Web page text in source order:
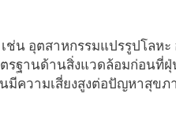
น อุตสาหกรรมแปรรูปโลห
รฐานด้านสิ่งแวดล้อมก่อนที่
ความเสี่ยงสูงต่อปัญหาสุขภ